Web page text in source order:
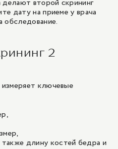
делают второй скрининг
дату на приеме у врача
обследование.
2
ключевые
длину костей бедра и